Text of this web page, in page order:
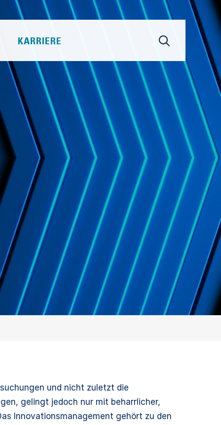
und nicht zuletzt die
gelingt jedoch nur mit beharrlicher,
Innovationsmanagement gehört zu den
KARRIERE